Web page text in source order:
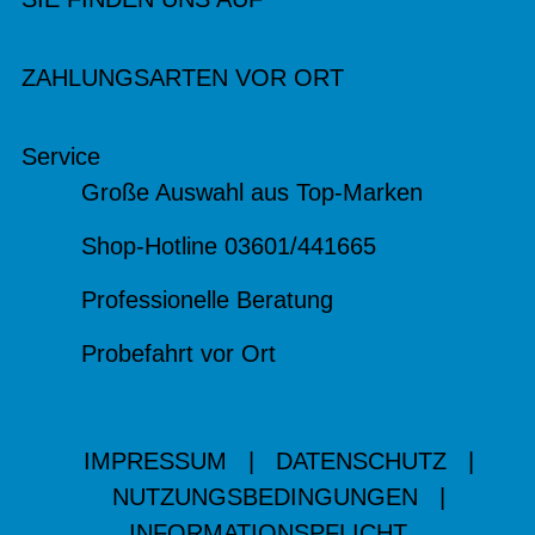
ZAHLUNGSARTEN VOR ORT
Service
Große Auswahl aus Top-Marken
Shop-Hotline 03601/441665
Professionelle Beratung
Probefahrt vor Ort
IMPRESSUM DATENSCHUTZ
NUTZUNGSBEDINGUNGEN